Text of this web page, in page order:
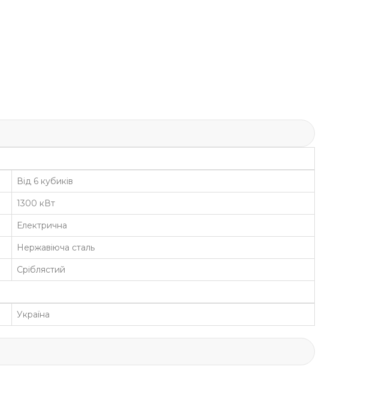
Від 6 кубиків
1300 кВт
Електрична
Нержавіюча сталь
Сріблястий
Україна